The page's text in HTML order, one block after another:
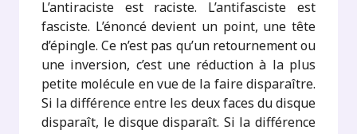
L’antiraciste est raciste. L’antifasciste est
fasciste. L’énoncé devient un point, une tête
d’épingle. Ce n’est pas qu’un retournement ou
une inversion, c’est une réduction à la plus
petite molécule en vue de la faire disparaître.
Si la différence entre les deux faces du disque
disparaît, le disque disparaît. Si la différence